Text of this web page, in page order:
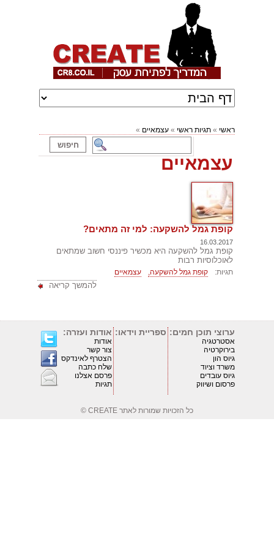
ראשי » תגיות ראשי » עצמאיים »
עצמאיים
קופת גמל להשקעה: למי זה מתאים?
16.03.2017
קופת גמל להשקעה היא מכשיר פיננסי חשוב שמתאים
לאוכלוסיות רבות
תגיות: קופת גמל להשקעה, עצמאיים
להמשך קריאה
ערוצי תוכן חמים:
אסטרטגיה
בירוקרטיה
גיוס הון
משרד וציוד
גיוס עובדים
פרסום ושיווק
ספריית וידאו: אודות ועזרה:
אודות
צור קשר
הצטרף לאינדקס
שלח כתבה
פרסם אצלנו
תגיות
כל הזכויות שמורות לאתר CREATE ©